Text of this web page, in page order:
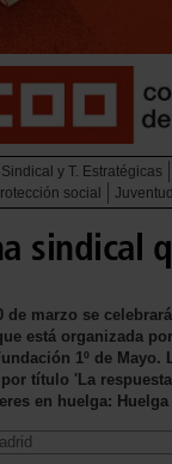
y T. Estratégicas
social Juventud
sindical
de marzo se
está organizada
1º de
título 'La
en huelga: